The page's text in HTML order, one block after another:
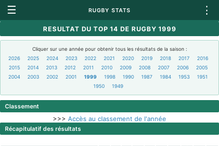
☰ RUGBY STATS ⋮
RESULTAT DU TOP 14 DE RUGBY 1999
Cliquer sur une année pour obtenir tous les résultats de la saison :
2026
2025 2024 2023 2022 2021 2020 2019 2018 2017
2016
2015
2014 2013 2012 2011 2010 2009 2008 2007 2006
2005
2004
2003 2002 2001 1999 1998 1990 1987 1984 1953
1951
1950
1949
Classement
>>> Accès au classement de l'année
Récapitulatif des résultats